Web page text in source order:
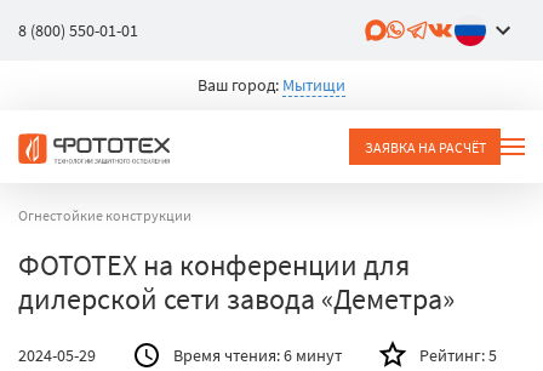
8 (800) 550-01-01
Ваш город: Мытищи
ЗАЯВКА НА РАСЧЁТ
Огнестойкие конструкции
ФОТОТЕХ на конференции для
дилерской сети завода «Деметра»
2024-05-29 Время чтения:6 минут Рейтинг:5